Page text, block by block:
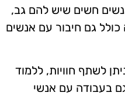
חשים שיש להם גב,
גם חיבור עם אנשים
לשתף חוויות, ללמוד
בעבודה עם אנשי